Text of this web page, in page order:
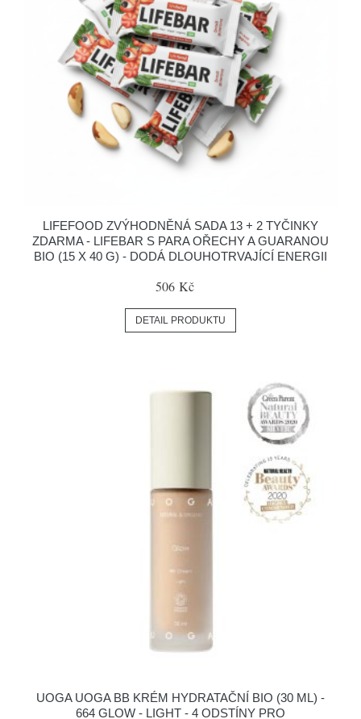
LIFEFOOD ZVÝHODNĚNÁ SADA 13 + 2 TYČINKY
ZDARMA - LIFEBAR S PARA OŘECHY A GUARANOU
BIO (15 X 40 G) - DODÁ DLOUHOTRVAJÍCÍ ENERGII
506 Kč
DETAIL PRODUKTU
UOGA UOGA BB KRÉM HYDRATAČNÍ BIO (30 ML) -
664 GLOW - LIGHT - 4 ODSTÍNY PRO